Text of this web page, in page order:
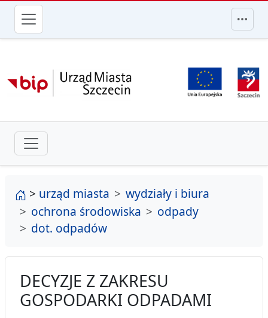
przejdź do głównego menu
strona główna
> urząd miasta
wydziały i biura
ochrona środowiska
odpady
dot. odpadów
DECYZJE Z ZAKRESU
GOSPODARKI ODPADAMI